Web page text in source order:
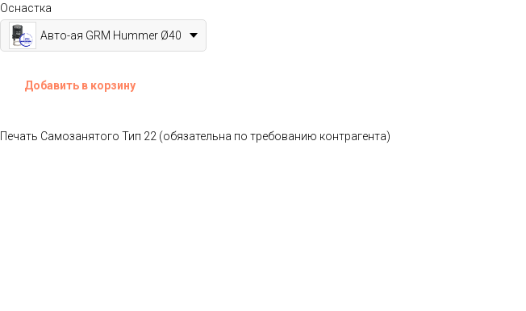
Оснастка
Авто-ая GRM Hummer Ø40
Добавить в корзину
Печать Самозанятого Тип 22 (обязательна по требованию контрагента)